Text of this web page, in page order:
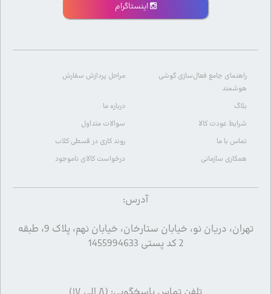
اینستاگرام
راهنمای جامع فعال‌سازی گوشی
هوشمند
مراحل پردازش سفارش
بلاگ
درباره ما
شرایط عودت کالا
سوالات متداول
تماس با ما
روند کاری در قسطی کلاب
همکاری سازمانی
درخواست کالای ناموجود
آدرس:
تهران، دریان نو، خیابان ستارخان، خیابان نهم، پلاک 9، طبقه
2 کد پستی 1455994633